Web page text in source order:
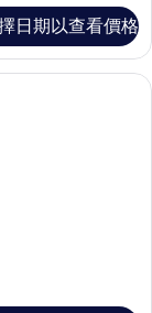
日期以查看價格
棉床單、高級寢具、